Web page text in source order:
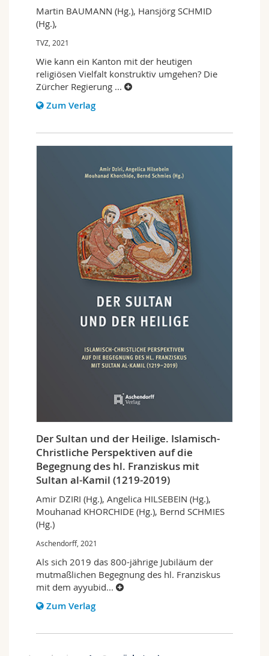
Martin BAUMANN (Hg.), Hansjörg SCHMID
(Hg.),
TVZ, 2021
Wie kann ein Kanton mit der heutigen
religiösen Vielfalt konstruktiv umgehen? Die
Zürcher Regierung ...
Zum Verlag
Der Sultan und der Heilige. Islamisch-
Christliche Perspektiven auf die
Begegnung des hl. Franziskus mit
Sultan al-Kamil (1219-2019)
Amir DZIRI (Hg.), Angelica HILSEBEIN (Hg.),
Mouhanad KHORCHIDE (Hg.), Bernd SCHMIES
(Hg.)
Aschendorff, 2021
Als sich 2019 das 800-jährige Jubiläum der
mutmaßlichen Begegnung des hl. Franziskus
mit dem ayyubid...
Zum Verlag